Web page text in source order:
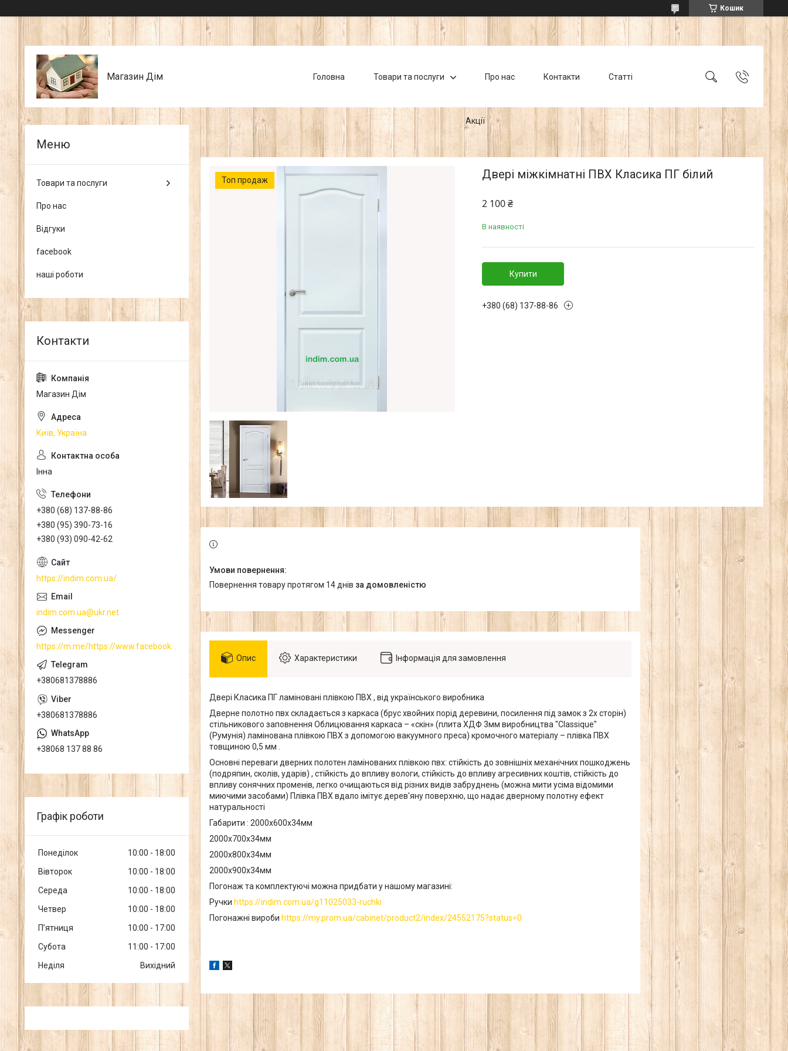
Кошик
Магазин Дім Головна Товари та послуги Про нас Контакти Статті
Акції
Топ продаж Двері міжкімнатні ПВХ Класика ПГ білий
2 100 ₴
В наявності
Купити
+380 (68) 137-88-86
повернення товару протягом 14 днів за домовленістю
Опис Характеристики Інформація для замовлення
Двері Класика ПГ ламіновані плівкою ПВХ , від українського виробника
Дверне полотно пвх складається з каркаса (брус хвойних порід деревини, посилення під замок з 2х сторін)
стільникового заповнення Облицювання каркаса – «скін» (плита ХДФ 3мм виробництва "Classique"
(Румунія) ламінована плівкою ПВХ з допомогою вакуумного преса) кромочного матеріалу – плівка ПВХ
товщиною 0,5 мм .
Основні переваги дверних полотен ламінованих плівкою пвх: стійкість до зовнішніх механічних пошкоджень
(подряпин, сколів, ударів) , стійкість до впливу вологи, стійкість до впливу агресивних коштів, стійкість до
впливу сонячних променів, легко очищаються від різних видів забруднень (можна мити усіма відомими
миючими засобами) Плівка ПВХ вдало імітує дерев'яну поверхню, що надає дверному полотну ефект
натуральності
Габарити : 2000х600х34мм
2000х700х34мм
2000х800х34мм
2000х900х34мм
Погонаж та комплектуючі можна придбати у нашому магазині:
Ручки https://indim.com.ua/g11025033-ruchki
Погонажні вироби https://my.prom.ua/cabinet/product2/index/24552175?status=0
Товари та послуги
Про нас
Відгуки
facebook
наші роботи
Магазин Дім
Київ, Україна
Інна
+380 (68) 137-88-86
+380 (95) 390-73-16
+380 (93) 090-42-62
https://indim.com.ua/
indim.com.ua@ukr.net
https://m.me/https://www.facebook.com/
+380681378886
+380681378886
+38068 137 88 86
Графік роботи
Понеділок 10:00
18:00
Вівторок
10:00
18:00
Середа
10:00
18:00
Четвер
10:00
18:00
Пʼятниця
10:00
17:00
Субота
11:00
17:00
Неділя
Вихідний